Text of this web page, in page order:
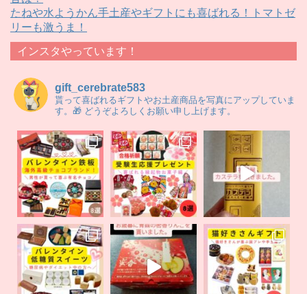
たねや水ようかん手土産やギフトにも喜ばれる！トマトゼ
リーも激うま！
インスタやっています！
gift_cerebrate583
貰って喜ばれるギフトやお土産商品を写真にアップしていま
す。🎁 どうぞよろしくお願い申し上げます。